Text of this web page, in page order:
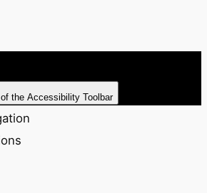
the Accessibility Toolbar